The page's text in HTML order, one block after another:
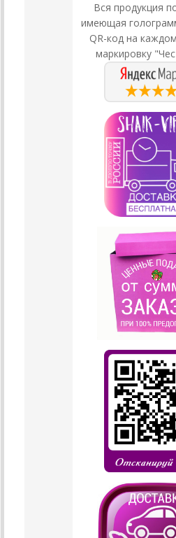
Вся продукция
имеющая
QR-код на
маркировку